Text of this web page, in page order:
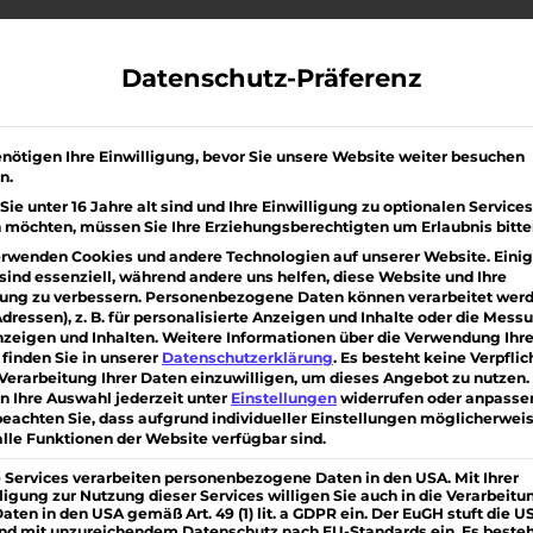
IHRER HAUS- UND
2
Datenschutz-Präferenz
Ihre Einwilligung, bevor Sie unsere Website weiter besuchen
unter 16 Jahre alt sind und Ihre Einwilligung zu optionalen Services
möchten, müssen Sie Ihre Erziehungsberechtigten um Erlaubnis
Cookies und andere Technologien auf unserer Website.
essenziell, während andere uns helfen, diese Website und Ihre
zu verbessern. Personenbezogene Daten können verarbeitet
z. B. für personalisierte Anzeigen und Inhalte oder die
und Inhalten. Weitere Informationen über die Verwendung
Sie in unserer Datenschutzerklärung. Es besteht keine
Ihrer Daten einzuwilligen, um dieses Angebot zu nutzen.
Ihre Auswahl jederzeit unter Einstellungen widerrufen oder
Sie, dass aufgrund individueller Einstellungen
Funktionen der Website verfügbar sind.
Services verarbeiten personenbezogene Daten in den USA. Mit Ihrer
zur Nutzung dieser Services willigen Sie auch in die
in den USA gemäß Art. 49 (1) lit. a GDPR ein. Der EuGH stuft die